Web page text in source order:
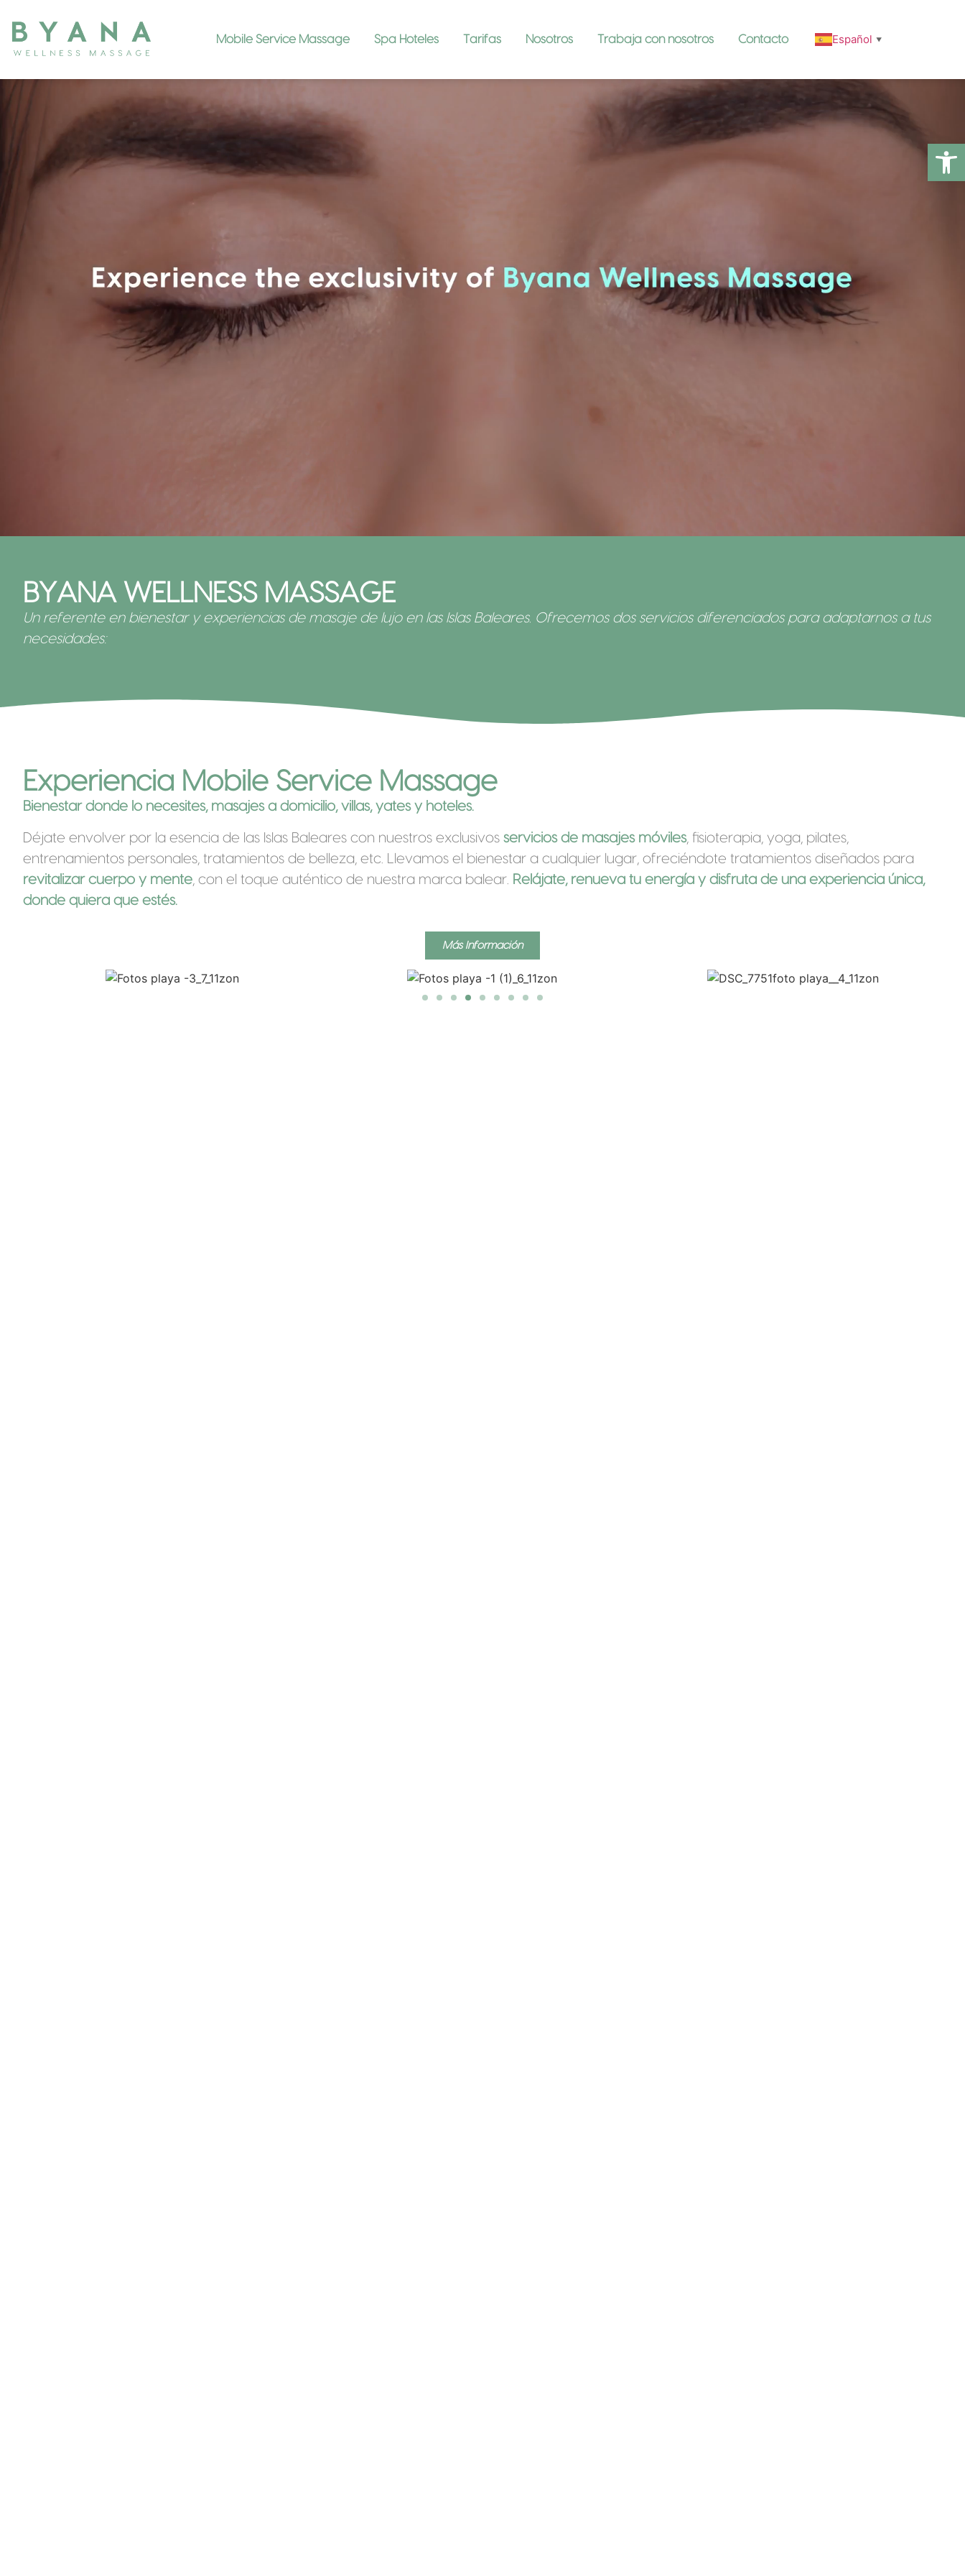
Abrir
Mobile Service Massage Spa Hoteles Tarifas Nosotros Trabaja con nosotros Contacto Español ▼
BYANA WELLNESS MASSAGE
Un referente en bienestar y experiencias de masaje de lujo en las Islas Baleares. Ofrecemos dos servicios diferenciados para adaptarnos a tus
necesidades:
Experiencia Mobile Service Massage
Bienestar donde lo necesites, masajes a domicilio, villas, yates y hoteles.
Déjate envolver por la esencia de las Islas Baleares con nuestros exclusivos servicios de masajes móviles, fisioterapia, yoga, pilates,
entrenamientos personales, tratamientos de belleza, etc. Llevamos el bienestar a cualquier lugar, ofreciéndote tratamientos diseñados para
revitalizar cuerpo y mente , con el toque auténtico de nuestra marca balear. Relájate, renueva tu energía y disfruta de una experiencia única,
donde quiera que estés.
Más Información